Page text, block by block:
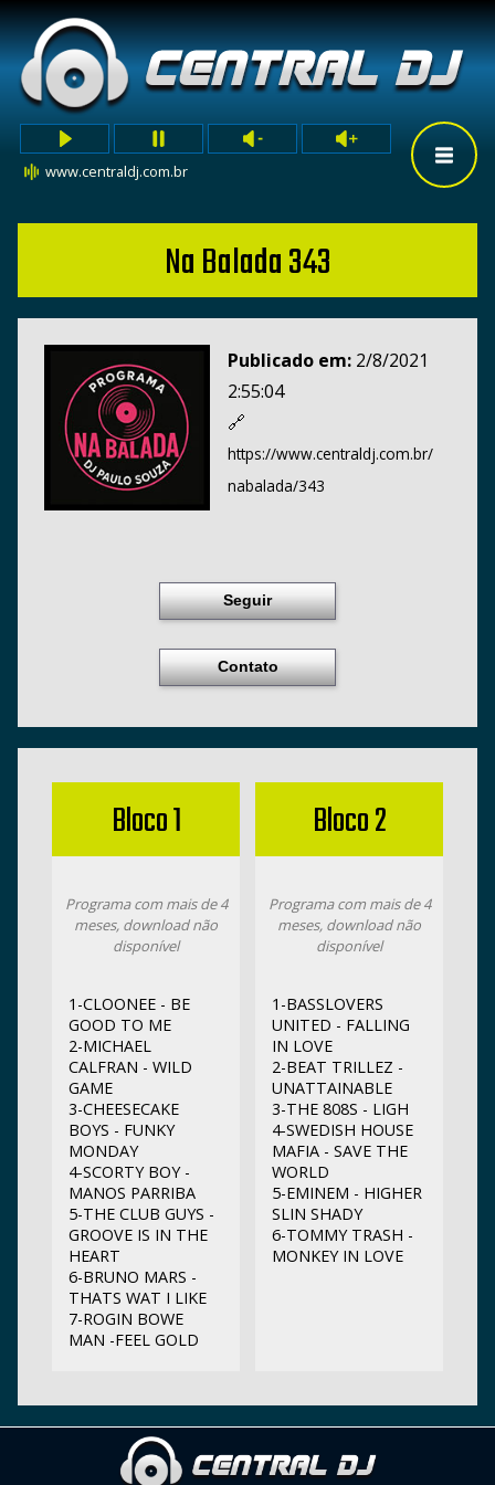
www.centraldj.com.br
Na Balada 343
Publicado em: 2/8/2021
2:55:04
🔗
https://www.centraldj.com.br/
nabalada/343
Seguir
Contato
Bloco 1
Programa com mais de 4
meses, download não
disponível
1-CLOONEE - BE
GOOD TO ME
2-MICHAEL
CALFRAN - WILD
GAME
3-CHEESECAKE
BOYS - FUNKY
MONDAY
4-SCORTY BOY -
MANOS PARRIBA
5-THE CLUB GUYS -
GROOVE IS IN THE
HEART
6-BRUNO MARS -
THATS WAT I LIKE
7-ROGIN BOWE
MAN -FEEL GOLD
Bloco 2
Programa com mais de 4
meses, download não
disponível
1-BASSLOVERS
UNITED - FALLING
IN LOVE
2-BEAT TRILLEZ -
UNATTAINABLE
3-THE 808S - LIGH
4-SWEDISH HOUSE
MAFIA - SAVE THE
WORLD
5-EMINEM - HIGHER
SLIN SHADY
6-TOMMY TRASH -
MONKEY IN LOVE